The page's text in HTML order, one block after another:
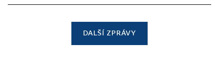
DALŠÍ ZPRÁVY